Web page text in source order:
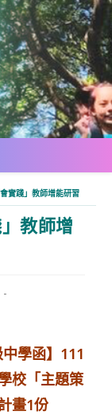
實踐」教師增能研習
教師增
中學函】111
校「主題策
畫1份